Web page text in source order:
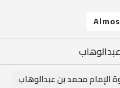
الإمام محمد بن عبدالوهاب